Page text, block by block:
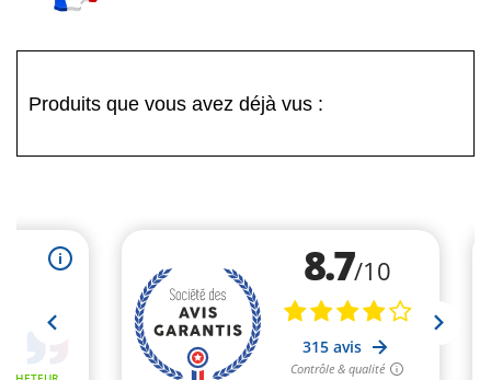
Produits que vous avez déjà vus :